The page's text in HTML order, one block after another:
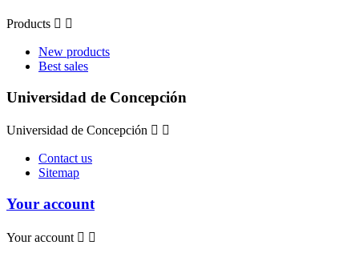
Products  
New products
Best sales
Universidad de Concepción
Universidad de Concepción  
Contact us
Sitemap
Your account
Your account  